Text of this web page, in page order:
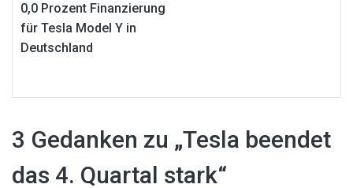
0,0 Prozent Finanzierung
für Tesla Model Y in
Deutschland
3 Gedanken zu „Tesla beendet
das 4. Quartal stark“